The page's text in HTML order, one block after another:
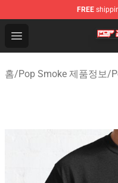
FREE
Open menu
Pop Smoke Store -
홈/Pop Smoke 제품정보/